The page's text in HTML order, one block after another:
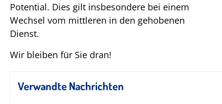
Potential. Dies gilt insbesondere bei einem
Wechsel vom mittleren in den gehobenen
Dienst.
Wir bleiben für Sie dran!
Verwandte Nachrichten